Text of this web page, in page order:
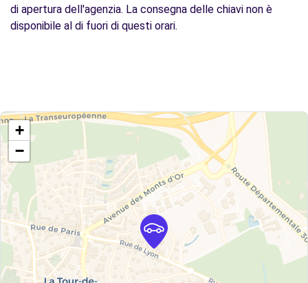
di apertura dell'agenzia. La consegna delle chiavi non è
disponibile al di fuori di questi orari.
+
−